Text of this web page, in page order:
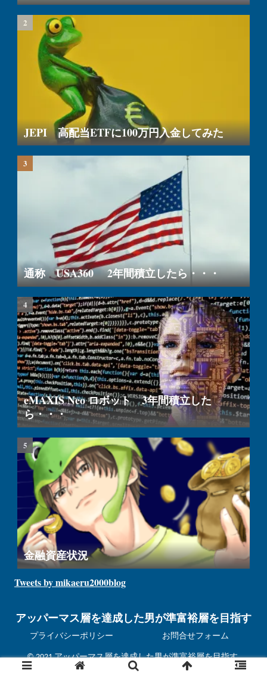
JEPI 高配当ETFに100万円入金してみた
通称 USA360 2年間積立したら・・・
eMAXIS Neo ロボット 3年間積立した
ら・・・
金融資産状況
Tweets by mikaeru2000blog
アッパーマス層を達成した男が準富裕層を目指す
プライバシーポリシー お問合せフォーム
© 2021 アッパーマス層を達成した男が準富裕層を目指す.